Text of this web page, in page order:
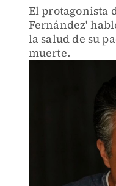
El protagonista
Fernández'
la salud de su
muerte.